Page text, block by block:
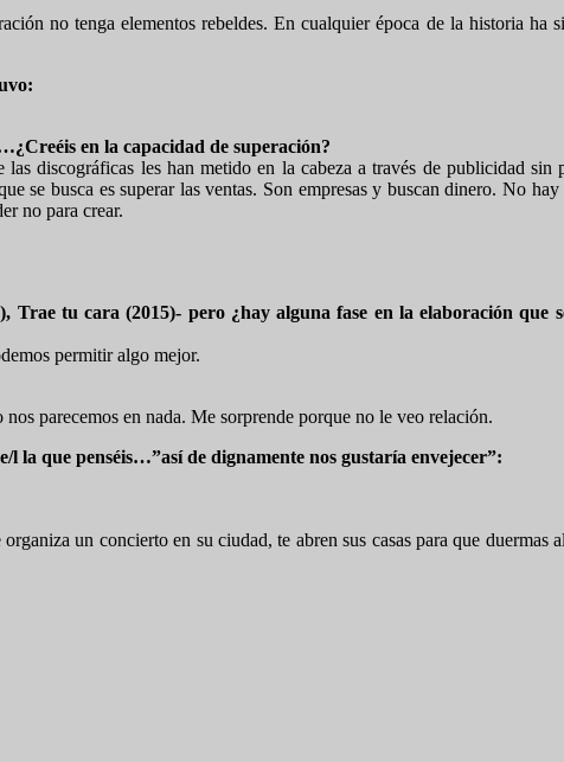
no tenga elementos rebeldes. En cualquier época de la historia ha
en la capacidad de superación?
discográficas les han metido en la cabeza a través de publicidad sin
se busca es superar las ventas. Son empresas y buscan dinero. No hay
no para crear.
tu cara (2015)- pero ¿hay alguna fase en la elaboración que
permitir algo mejor.
parecemos en nada. Me sorprende porque no le veo relación.
la que penséis…”así de dignamente nos gustaría envejecer”:
un concierto en su ciudad, te abren sus casas para que duermas